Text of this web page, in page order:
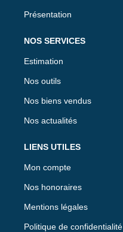
Présentation
NOS SERVICES
Estimation
Nos outils
Nos biens vendus
Nos actualités
LIENS UTILES
Mon compte
Nos honoraires
Mentions légales
Politique de confidentialité